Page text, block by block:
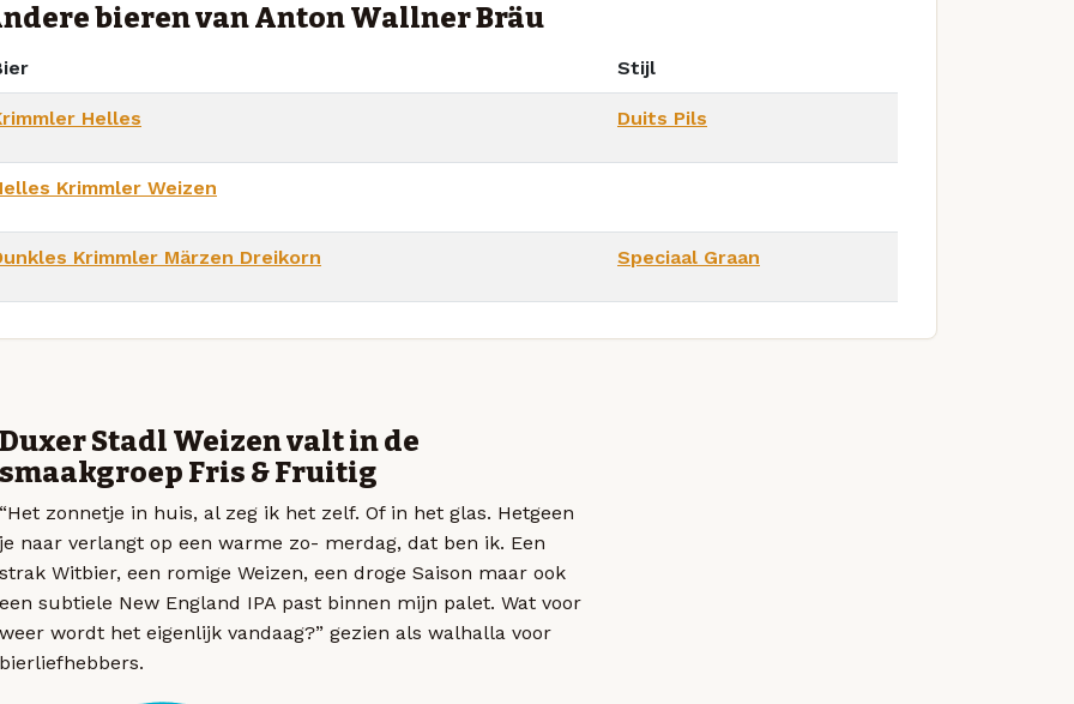
bieren van Anton Wallner Bräu
Stijl
Helles Duits Pils
Krimmler Weizen
Krimmler Märzen Dreikorn Speciaal Graan
Duxer Stadl Weizen valt in de
smaakgroep Fris & Fruitig
“Het zonnetje in huis, al zeg ik het zelf. Of in het glas. Hetgeen
je naar verlangt op een warme zo- merdag, dat ben ik. Een
strak Witbier, een romige Weizen, een droge Saison maar ook
een subtiele New England IPA past binnen mijn palet. Wat voor
weer wordt het eigenlijk vandaag?” gezien als walhalla voor
bierliefhebbers.